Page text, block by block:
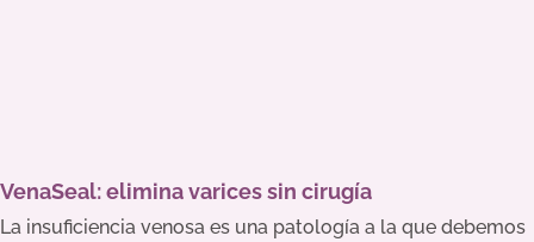
VenaSeal: elimina varices sin cirugía
La insuficiencia venosa es una patología a la que debemos